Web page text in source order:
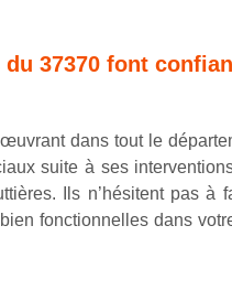
37370 font
dans tout le
suite à ses
Ils n’hésitent pas à
fonctionnelles dans